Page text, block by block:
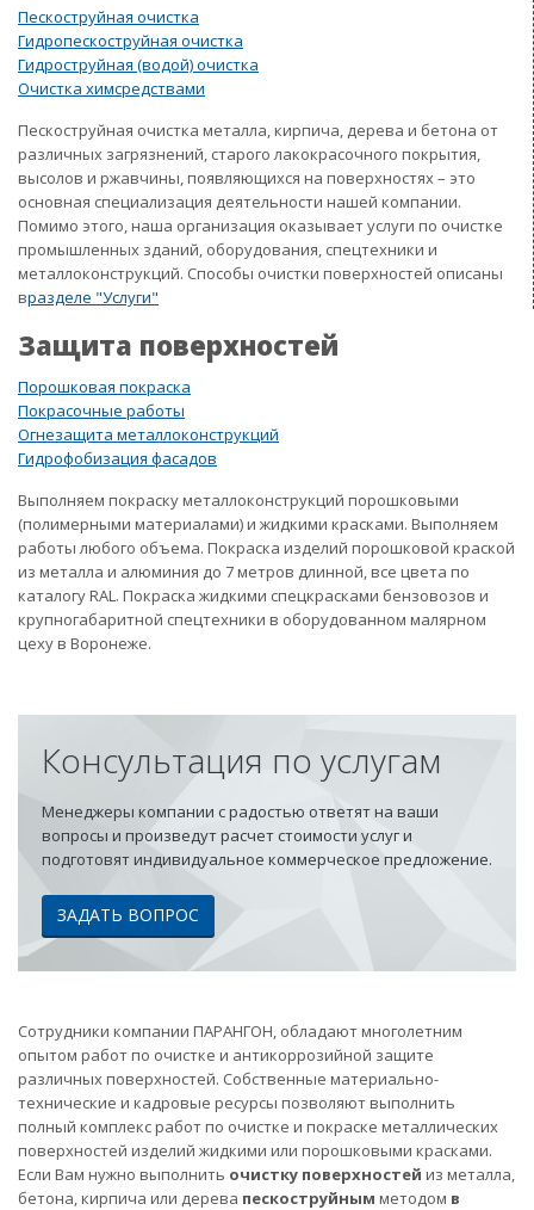
Пескоструйная очистка
Гидропескоструйная очистка
Гидроструйная (водой) очистка
Очистка химсредствами
Пескоструйная очистка металла, кирпича, дерева и бетона от
различных загрязнений, старого лакокрасочного покрытия,
высолов и ржавчины, появляющихся на поверхностях – это
основная специализация деятельности нашей компании.
Помимо этого, наша организация оказывает услуги по очистке
промышленных зданий, оборудования, спецтехники и
металлоконструкций. Способы очистки поверхностей описаны
вразделе "Услуги"
Защита поверхностей
Порошковая покраска
Покрасочные работы
Огнезащита металлоконструкций
Гидрофобизация фасадов
Выполняем покраску металлоконструкций порошковыми
(полимерными материалами) и жидкими красками. Выполняем
работы любого объема. Покраска изделий порошковой краской
из металла и алюминия до 7 метров длинной, все цвета по
каталогу RAL. Покраска жидкими спецкрасками бензовозов и
крупногабаритной спецтехники в оборудованном малярном
цеху в Воронеже.
Консультация по услугам
Менеджеры компании с радостью ответят на ваши
вопросы и произведут расчет стоимости услуг и
подготовят индивидуальное коммерческое предложение.
ЗАДАТЬ ВОПРОС
Сотрудники компании ПАРАНГОН, обладают многолетним
опытом работ по очистке и антикоррозийной защите
различных поверхностей. Собственные материально-
технические и кадровые ресурсы позволяют выполнить
полный комплекс работ по очистке и покраске металлических
поверхностей изделий жидкими или порошковыми красками.
Если Вам нужно выполнить очистку поверхностей из металла,
бетона, кирпича или дерева пескоструйным методом в